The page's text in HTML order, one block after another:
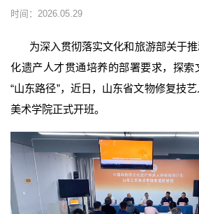
时间：2026.05.29
为深入贯彻落实文化和旅游部关于
化遗产人才贯通培养的部署要求，探索
“山东路径”，近日，山东省文物修复技
美术学院正式开班。